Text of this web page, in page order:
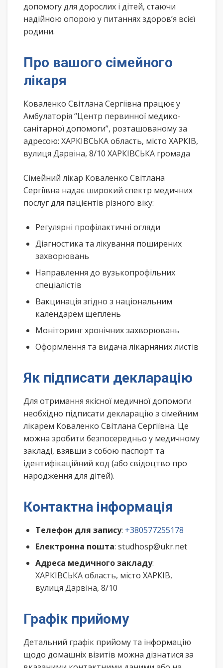
допомогу для дорослих і дітей, стаючи
надійною опорою у питаннях здоров’я всієї
родини.
Про вашого сімейного
лікаря
Коваленко Світлана Сергіївна працює у
Амбулаторія “Центр первинної медико-
санітарної допомоги”, розташованому за
адресою: ХАРКІВСЬКА область, місто ХАРКІВ,
вулиця Дарвіна, 8/10 ХАРКІВСЬКА громада
Сімейний лікар Коваленко Світлана
Сергіївна надає широкий спектр медичних
послуг для пацієнтів різного віку:
Регулярні профілактичні огляди
Діагностика та лікування поширених
захворювань
Направлення до вузькопрофільних
спеціалістів
Вакцинація згідно з національним
календарем щеплень
Моніторинг хронічних захворювань
Оформлення та видача лікарняних листів
Як підписати декларацію
Для отримання якісної медичної допомоги
необхідно підписати декларацію з сімейним
лікарем Коваленко Світлана Сергіївна. Це
можна зробити безпосередньо у медичному
закладі, взявши з собою паспорт та
ідентифікаційний код (або свідоцтво про
народження для дітей).
Контактна інформація
Телефон для запису: +380577255178
Електронна пошта: studhosp@ukr.net
Адреса медичного закладу:
ХАРКІВСЬКА область, місто ХАРКІВ,
вулиця Дарвіна, 8/10
Графік прийому
Детальний графік прийому та інформацію
щодо домашніх візитів можна дізнатися за